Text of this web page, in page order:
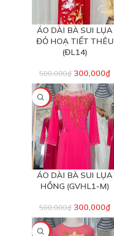
ÁO DÀI BÀ SUI LỤA
ĐỎ HOẠ TIẾT THÊU
(ĐL14)
500,000₫ 300,000₫
-40%
ÁO DÀI BÀ SUI LỤA
HỒNG (GVHL1-M)
500,000₫ 300,000₫
-40%